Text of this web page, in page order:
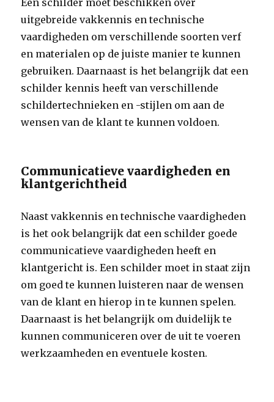
uitgebreide vakkennis en technische
vaardigheden om verschillende soorten verf
en materialen op de juiste manier te kunnen
gebruiken. Daarnaast is het belangrijk dat een
schilder kennis heeft van verschillende
schildertechnieken en -stijlen om aan de
wensen van de klant te kunnen voldoen.
Communicatieve vaardigheden en
klantgerichtheid
Naast vakkennis en technische vaardigheden
is het ook belangrijk dat een schilder goede
communicatieve vaardigheden heeft en
klantgericht is. Een schilder moet in staat zijn
om goed te kunnen luisteren naar de wensen
van de klant en hierop in te kunnen spelen.
Daarnaast is het belangrijk om duidelijk te
kunnen communiceren over de uit te voeren
werkzaamheden en eventuele kosten.